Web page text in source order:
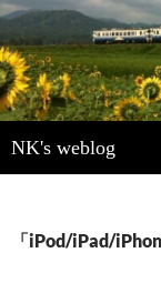
NK's weblog
索
ン「iPod/iPad/